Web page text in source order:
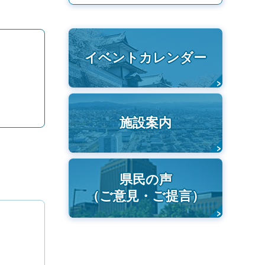
イベントカレンダー
施設案内
県民の声
（ご意見・ご提言）